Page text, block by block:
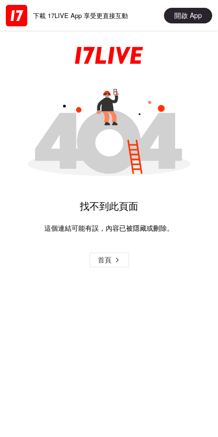
下載 17LIVE App 享受更直接互動 開啟 App
找不到此頁面
這個連結可能有誤，內容已被隱藏或刪除。
首頁